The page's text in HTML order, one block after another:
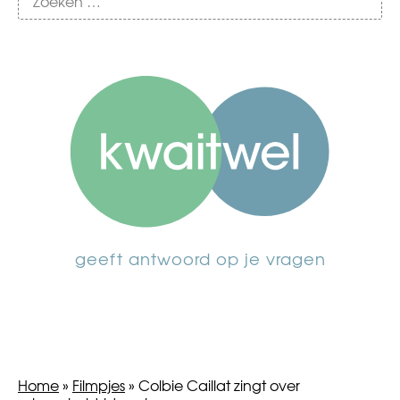
geeft antwoord op je vragen
Home» Filmpjes» Colbie Caillat zingt over